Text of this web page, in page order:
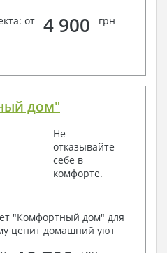
от 4 900 грн
дом"
Не
отказывайте
себе в
комфорте.
"Комфортный дом" для
ценит домашний уют